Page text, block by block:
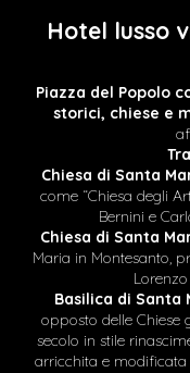
Hotel lusso
Piazza del Popolo
storici, chiese e
Chiesa di Santa
come “Chiesa degli
Bernini e
Chiesa di Santa
Maria in Montesanto,
Basilica di Santa
opposto delle Chiese
secolo in stile
arricchita e modificata